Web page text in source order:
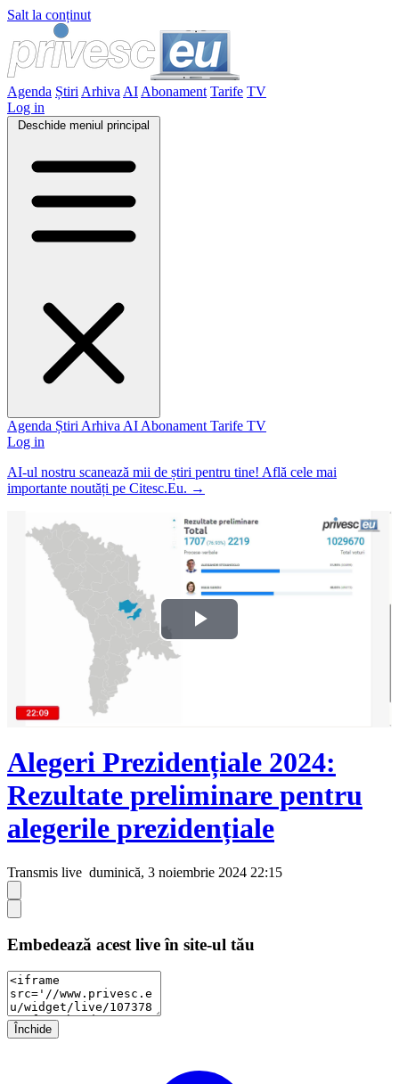
Salt la conținut
Agenda Știri Arhiva AI Abonament Tarife TV
Log in
Deschide meniul principal
Agenda Știri Arhiva AI Abonament Tarife TV
Log in
AI-ul nostru scanează mii de știri pentru tine! Află cele mai
importante noutăți pe Citesc.Eu. →
Play
Alegeri Prezidențiale 2024:
Rezultate preliminare pentru
alegerile prezidențiale
Transmis live duminică, 3 noiembrie 2024 22:15
Embedează acest live în site-ul tău
Închide